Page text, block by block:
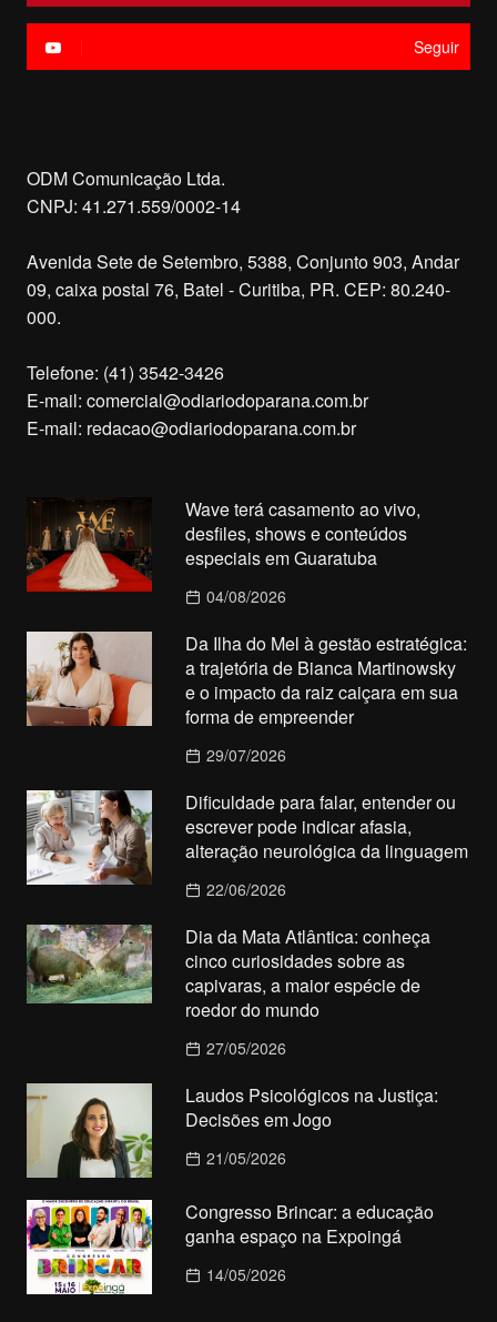
Seguir
ODM Comunicação Ltda.
CNPJ: 41.271.559/0002-14
Avenida Sete de Setembro, 5388, Conjunto 903, Andar
09, caixa postal 76, Batel - Curitiba, PR. CEP: 80.240-
000.
Telefone: (41) 3542-3426
E-mail: comercial@odiariodoparana.com.br
E-mail: redacao@odiariodoparana.com.br
Wave terá casamento ao vivo,
desfiles, shows e conteúdos
especiais em Guaratuba
04/08/2026
Da Ilha do Mel à gestão estratégica:
a trajetória de Bianca Martinowsky
e o impacto da raiz caiçara em sua
forma de empreender
29/07/2026
Dificuldade para falar, entender ou
escrever pode indicar afasia,
alteração neurológica da linguagem
22/06/2026
Dia da Mata Atlântica: conheça
cinco curiosidades sobre as
capivaras, a maior espécie de
roedor do mundo
27/05/2026
Laudos Psicológicos na Justiça:
Decisões em Jogo
21/05/2026
Congresso Brincar: a educação
ganha espaço na Expoingá
14/05/2026